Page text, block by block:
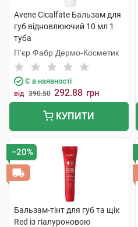
Avene Cicalfate Бальзам для
губ відновлюючий 10 мл 1
туба
П'єр Фабр Дермо-Косметик
Є в наявності
від 390.50 292.88 грн
КУПИТИ
−20%
Бальзам-тінт для губ та щік
Red із гіалуроновою